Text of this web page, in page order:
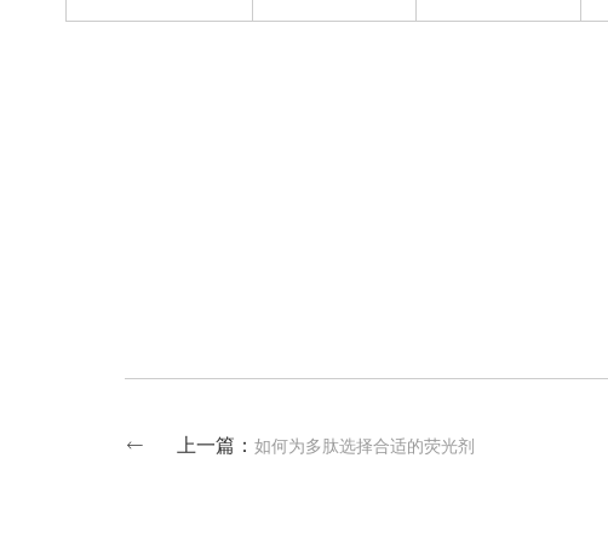
上一篇： 如何为多肽选择合适的荧光剂